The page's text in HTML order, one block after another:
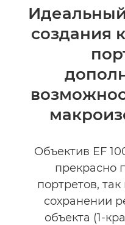
Общая информация
Технические
создания
Объектив EF
прекрасно
портретов,
сохранении
объекта (1-